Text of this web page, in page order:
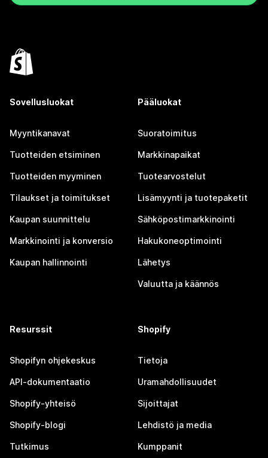
Sovellusluokat
Myyntikanavat
Tuotteiden etsiminen
Tuotteiden myyminen
Tilaukset ja toimitukset
Kaupan suunnittelu
Markkinointi ja konversio
Kaupan hallinnointi
Pääluokat
Suoratoimitus
Markkinapaikat
Tuotearvostelut
Lisämyynti ja tuotepaketit
Sähköpostimarkkinointi
Hakukoneoptimointi
Lähetys
Valuutta ja käännös
Resurssit
Shopifyn ohjekeskus
API-dokumentaatio
Shopify-yhteisö
Shopify-blogi
Tutkimus
Shopify
Tietoja
Uramahdollisuudet
Sijoittajat
Lehdistö ja media
Kumppanit